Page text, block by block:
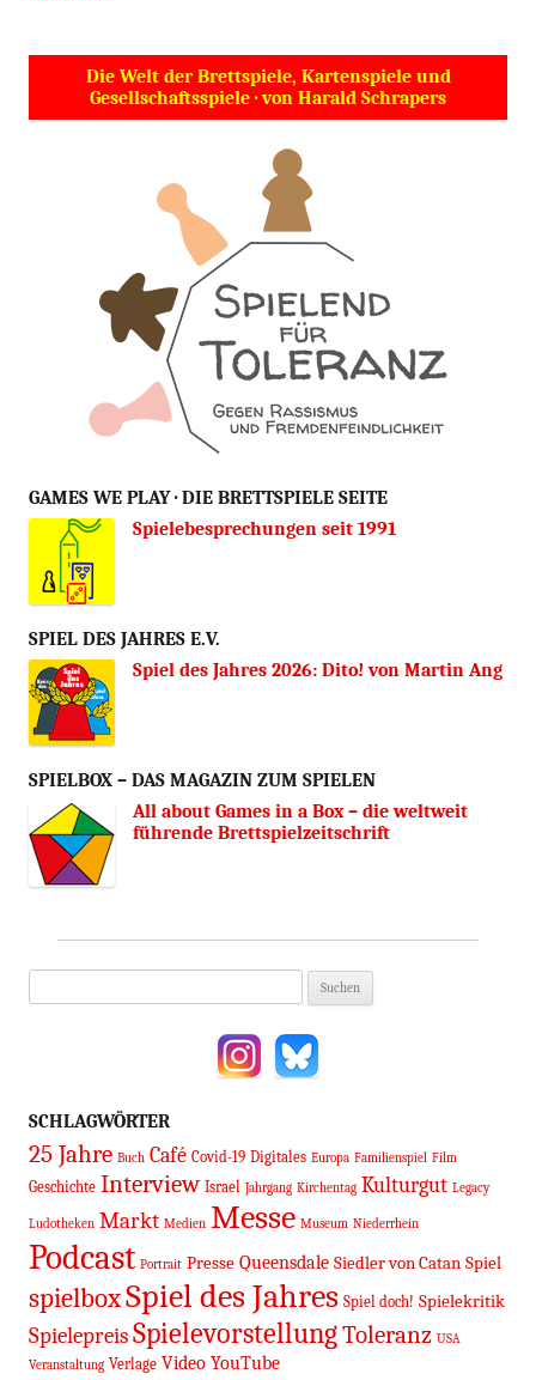
Die Welt der Brettspiele, Kartenspiele und
Gesellschaftsspiele · von Harald Schrapers
GAMES WE PLAY · DIE BRETTSPIELE SEITE
Spielebesprechungen seit 1991
SPIEL DES JAHRES E.V.
Spiel des Jahres 2026: Dito! von Martin Ang
SPIELBOX – DAS MAGAZIN ZUM SPIELEN
All about Games in a Box – die weltweit
führende Brettspielzeitschrift
SCHLAGWÖRTER
25 Jahre Buch Café Covid-19 Digitales Europa Familienspiel Film
Geschichte Interview Israel Jahrgang Kirchentag Kulturgut Legacy
Ludotheken Markt Medien Messe Museum Niederrhein
Podcast Portrait Presse Queensdale Siedler von Catan Spiel
spielboxSpiel des Jahres Spiel doch! Spielekritik
SpielepreisSpielevorstellungToleranz USA
Veranstaltung Verlage Video YouTube